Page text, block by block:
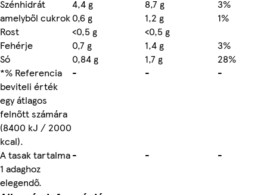
Szénhidrát
4,4 g 8,7 g
3%
amelyből cukrok0,6 g 1,2 g
1%
Rost
<0,5 g
<0,5 g
Fehérje
0,7 g 1,4 g
3%
Só
0,84 g 1,7 g
28%
*% Referencia
beviteli érték
egy átlagos
felnőtt számára
(8400 kJ / 2000
kcal).
- - -
A tasak tartalma
1 adaghoz
elegendő.
- - -